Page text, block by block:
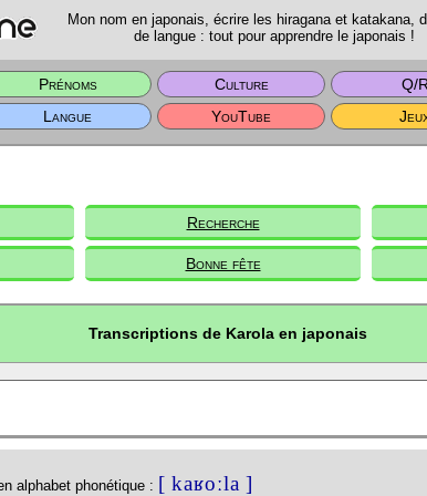
Mon nom en japonais, écrire les hiragana et katakana,
de langue : tout pour apprendre le japonais !
Prénoms Culture
Q/R
Langue YouTube
Recherche
Bonne fête
Transcriptions de Karola en japonais
alphabet phonétique : [ kaʁoːla ]